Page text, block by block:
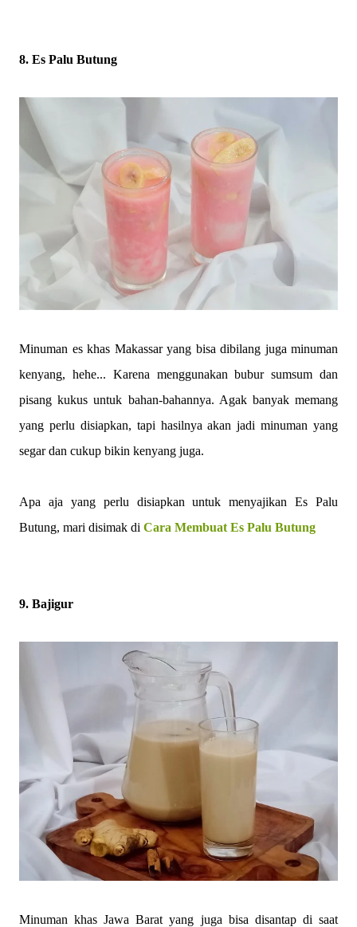
8. Es Palu Butung
Minuman es khas Makassar yang bisa dibilang juga minuman
kenyang, hehe... Karena menggunakan bubur sumsum dan
pisang kukus untuk bahan-bahannya. Agak banyak memang
yang perlu disiapkan, tapi hasilnya akan jadi minuman yang
segar dan cukup bikin kenyang juga.
Apa aja yang perlu disiapkan untuk menyajikan Es Palu
Butung, mari disimak di Cara Membuat Es Palu Butung
9. Bajigur
Minuman khas Jawa Barat yang juga bisa disantap di saat